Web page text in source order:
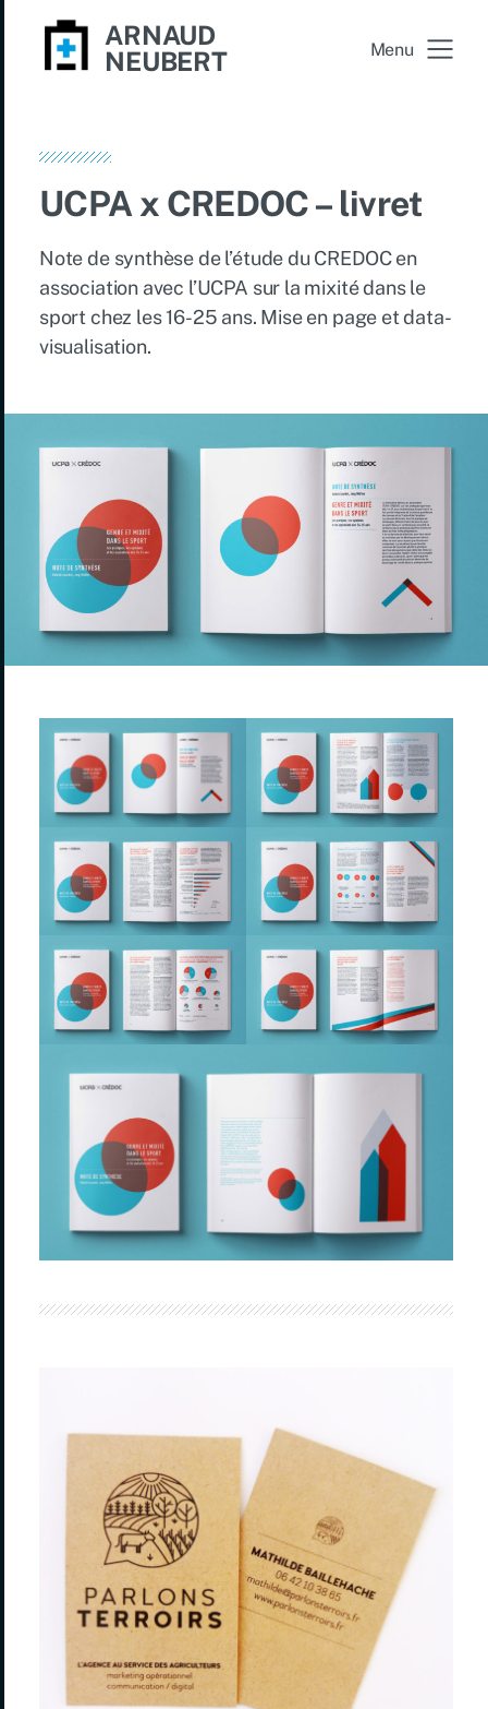
ARNAUD
NEUBERT
Menu
UCPA x CREDOC – livret
Note de synthèse de l’étude du CREDOC en
association avec l’UCPA sur la mixité dans le
sport chez les 16-25 ans. Mise en page et data-
visualisation.